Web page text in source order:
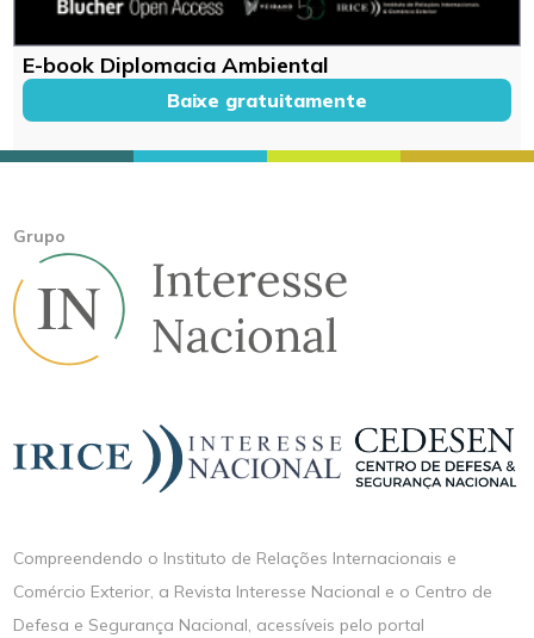
E-book Diplomacia Ambiental
Baixe gratuitamente
Grupo
Compreendendo o Instituto de Relações Internacionais e
Comércio Exterior, a Revista Interesse Nacional e o Centro de
Defesa e Segurança Nacional, acessíveis pelo portal